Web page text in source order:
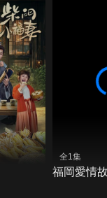
全1集
福岡愛情